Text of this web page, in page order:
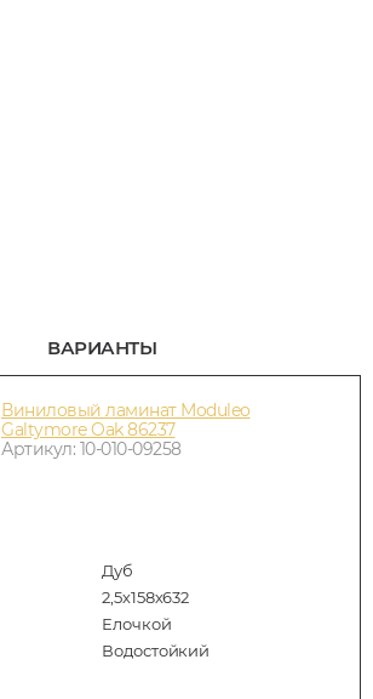
ВАРИАНТЫ
Виниловый ламинат Moduleo
Galtymore Oak 86237
Артикул: 10-010-09258
Дуб
2,5х158х632
Елочкой
Водостойкий